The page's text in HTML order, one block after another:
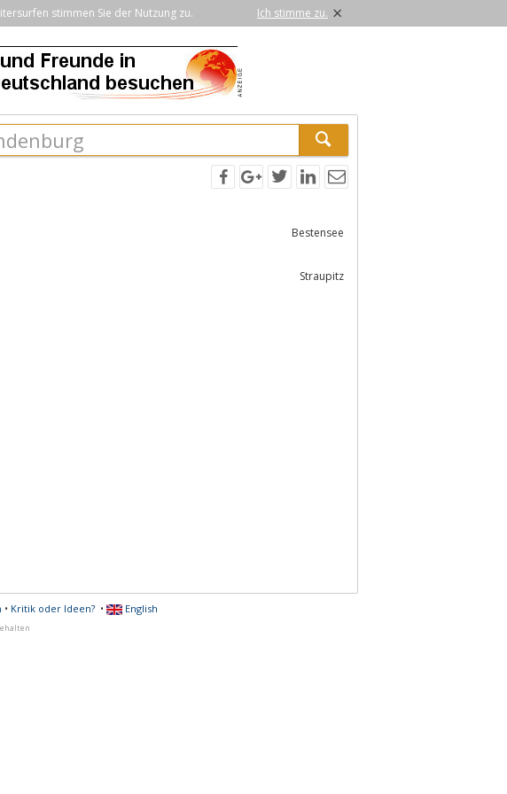
stimmen Sie der Nutzung zu. Ich stimme zu. ×
Bestensee
Straupitz
• Kritik oder Ideen?• English